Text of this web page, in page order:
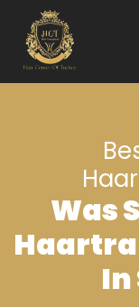
Was
In